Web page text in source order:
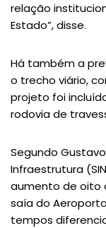
relação
Estado”, disse.
Há também a
o trecho viário,
projeto foi
rodovia de
Segundo
Infraestrutura
aumento de oito
saía do
tempos